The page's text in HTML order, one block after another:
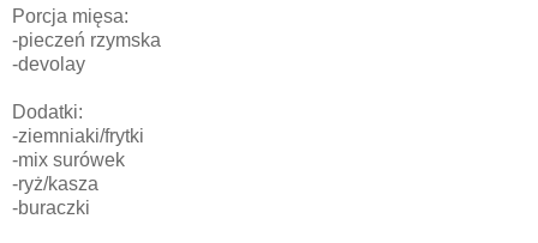
Porcja mięsa:
-pieczeń rzymska
-devolay
Dodatki:
-ziemniaki/frytki
-mix surówek
-ryż/kasza
-buraczki